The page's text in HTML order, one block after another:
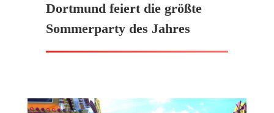
Dortmund feiert die größte
Sommerparty des Jahres